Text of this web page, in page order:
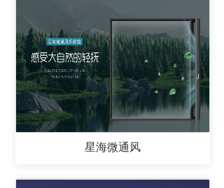
星海微通风